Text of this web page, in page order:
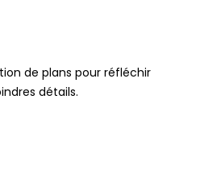
de plans pour réfléchir
détails.